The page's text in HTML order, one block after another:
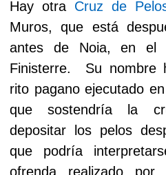
Hay otra Cruz de
Muros, que está
antes de Noia, en el
Finisterre.
Su nombre
rito pagano ejecutado
que sostendría la
depositar los pelos
que podría
ofrenda realizado